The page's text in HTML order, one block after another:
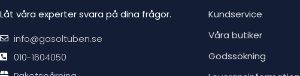
Låt våra experter svara på dina frågor.
info@gasoltuben.se
010-1604050
Kundservice
Våra butiker
Godssökning